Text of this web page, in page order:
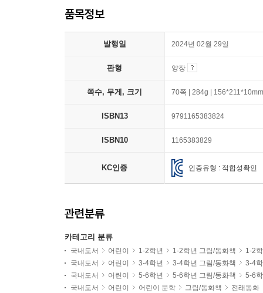
품목정보
발행일 2024년 02월 29일
판형 양장
쪽수, 무게, 크기 70쪽 | 284g | 156*211*10mm
ISBN13 9791165383824
ISBN10 1165383829
KC인증 인증유형 : 적합성확인
관련분류
카테고리 분류
국내도서 어린이 1-2학년 1-2학년 그림/동화책
1-2
국내도서
어린이 3-4학년 3-4학년 그림/동화책
3-4
국내도서
어린이 5-6학년 5-6학년 그림/동화책
5-6
국내도서
어린이 어린이 문학 그림/동화책 전래동화